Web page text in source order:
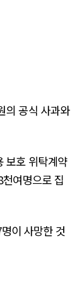
의 공식 사과와
보호 위탁계약
여명으로 집
이 사망한 것